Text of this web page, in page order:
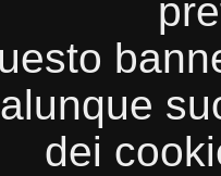
dei